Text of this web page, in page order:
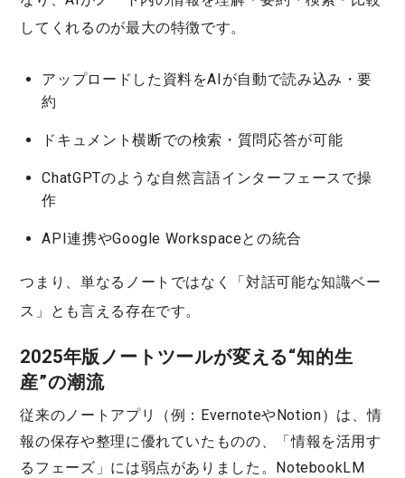
してくれるのが最大の特徴です。
アップロードした資料をAIが自動で読み込み・要
約
ドキュメント横断での検索・質問応答が可能
ChatGPTのような自然言語インターフェースで操
作
API連携やGoogle Workspaceとの統合
つまり、単なるノートではなく
「対話可能な知識ベー
ス」
とも言える存在です。
2025年版ノートツールが変える“知的生
産”の潮流
従来のノートアプリ（例：EvernoteやNotion）は、情
報の保存や整理に優れていたものの、「情報を活用す
るフェーズ」には弱点がありました。NotebookLM